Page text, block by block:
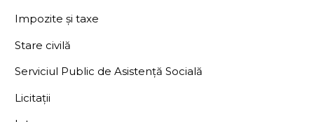
Impozite și taxe
Stare civilă
Serviciul Public de Asistență Socială
Licitații